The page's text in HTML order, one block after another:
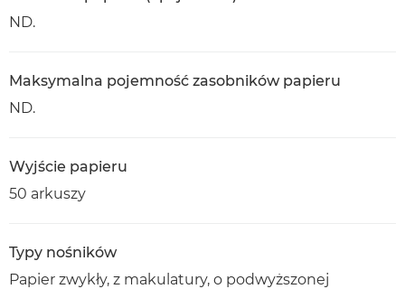
ND.
Maksymalna pojemność zasobników papieru
ND.
Wyjście papieru
50 arkuszy
Typy nośników
Papier zwykły, z makulatury, o podwyższonej